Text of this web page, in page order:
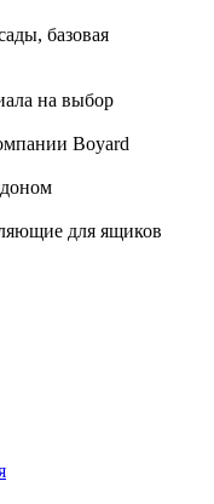
базовая
на выбор
Boyard
для ящиков